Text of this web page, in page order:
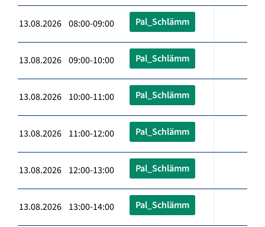
13.08.2026 08:00-09:00 Pal_Schlämm
13.08.2026 09:00-10:00 Pal_Schlämm
13.08.2026 10:00-11:00 Pal_Schlämm
13.08.2026 11:00-12:00 Pal_Schlämm
13.08.2026 12:00-13:00 Pal_Schlämm
13.08.2026 13:00-14:00 Pal_Schlämm